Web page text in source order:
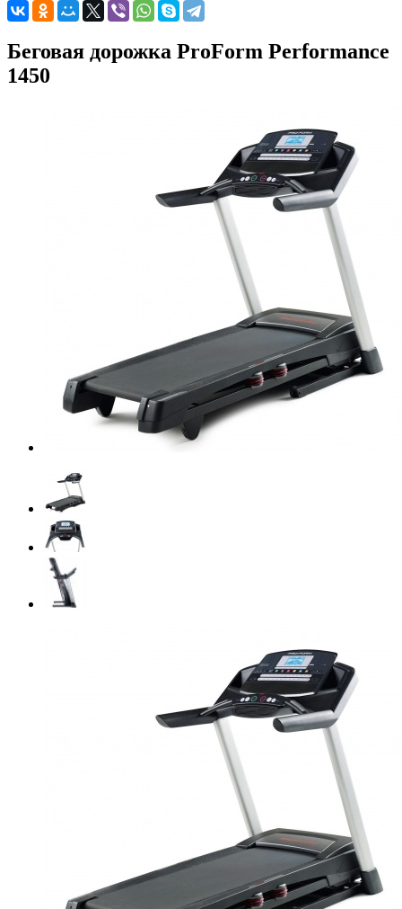
Беговая дорожка ProForm Performance
1450